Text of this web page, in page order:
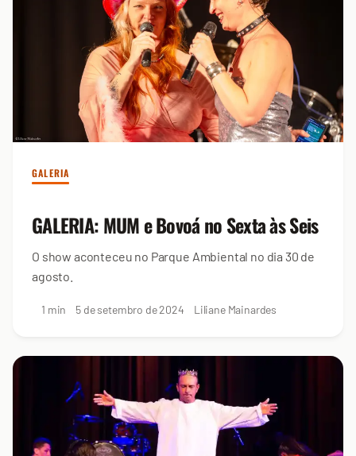
GALERIA
GALERIA: MUM e Bovoá no Sexta às Seis
O show aconteceu no Parque Ambiental no dia 30 de
agosto.
1 min 5 de setembro de 2024 Liliane Mainardes